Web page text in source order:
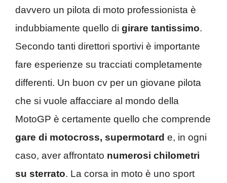
davvero un pilota di moto professionista è
indubbiamente quello di girare tantissimo.
Secondo tanti direttori sportivi è importante
fare esperienze su tracciati completamente
differenti. Un buon cv per un giovane pilota
che si vuole affacciare al mondo della
MotoGP è certamente quello che comprende
gare di motocross, supermotard e, in ogni
caso, aver affrontato numerosi chilometri
su sterrato. La corsa in moto è uno sport